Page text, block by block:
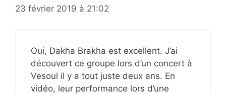
23 février 2019 à 21:02
Oui, Dakha Brakha est excellent. J’ai
découvert ce groupe lors d’un concert à
Vesoul il y a tout juste deux ans. En
vidéo, leur performance lors d’une